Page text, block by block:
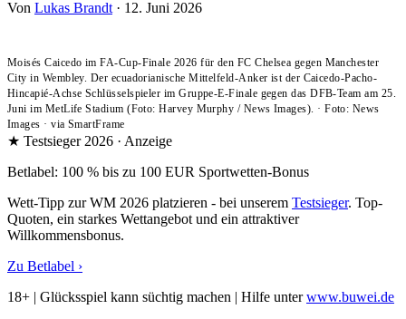
Von Lukas Brandt · 12. Juni 2026
Moisés Caicedo im FA-Cup-Finale 2026 für den FC Chelsea gegen Manchester
City in Wembley. Der ecuadorianische Mittelfeld-Anker ist der Caicedo-Pacho-
Hincapié-Achse Schlüsselspieler im Gruppe-E-Finale gegen das DFB-Team am 25.
Juni im MetLife Stadium (Foto: Harvey Murphy / News Images). ·Foto: News
Images ·via SmartFrame
★ Testsieger 2026 · Anzeige
Betlabel: 100 % bis zu 100 EUR Sportwetten-Bonus
Wett-Tipp zur WM 2026 platzieren - bei unserem Testsieger. Top-
Quoten, ein starkes Wettangebot und ein attraktiver
Willkommensbonus.
Zu Betlabel ›
18+ | Glücksspiel kann süchtig machen | Hilfe unterwww.buwei.de